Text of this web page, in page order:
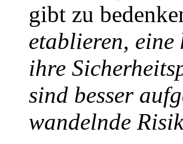
gibt zu
etablieren, eine
ihre
sind besser
wandelnde